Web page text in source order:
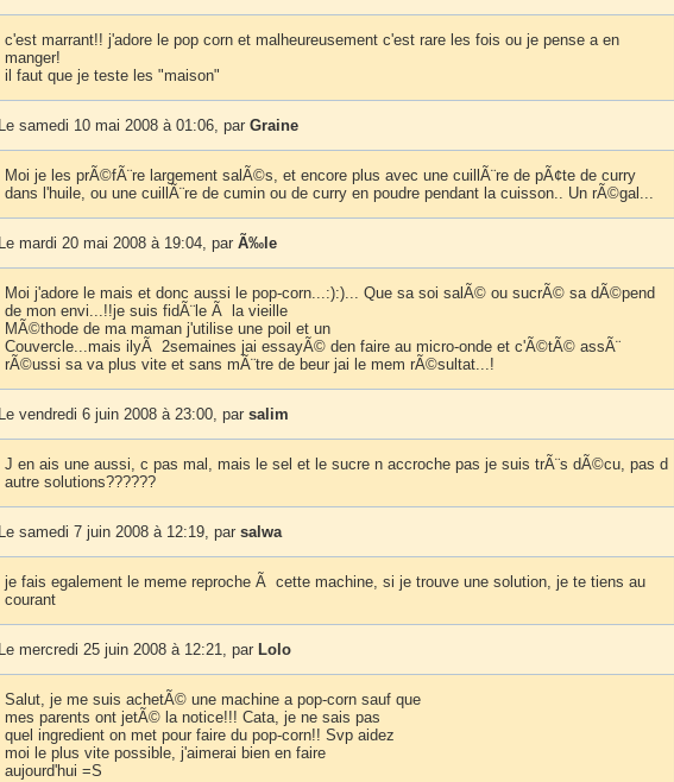
c'est marrant!! j'adore le pop corn et malheureusement c'est rare les fois ou je pense a en
manger!
il faut que je teste les "maison"
Le samedi 10 mai 2008 à 01:06, par Graine
Moi je les prÃ©fÃ¨re largement salÃ©s, et encore plus avec une cuillÃ¨re de pÃ¢te de curry
dans l'huile, ou une cuillÃ¨re de cumin ou de curry en poudre pendant la cuisson.. Un rÃ©gal...
Le mardi 20 mai 2008 à 19:04, par Ã‰le
Moi j'adore le mais et donc aussi le pop-corn...:):)... Que sa soi salÃ© ou sucrÃ© sa dÃ©pend
de mon envi...!!je suis fidÃ¨le Ã la vieille
MÃ©thode de ma maman j'utilise une poil et un
Couvercle...mais ilyÃ 2semaines jai essayÃ© den faire au micro-onde et c'Ã©tÃ© assÃ¨
rÃ©ussi sa va plus vite et sans mÃ¨tre de beur jai le mem rÃ©sultat...!
Le vendredi 6 juin 2008 à 23:00, par salim
J en ais une aussi, c pas mal, mais le sel et le sucre n accroche pas je suis trÃ¨s dÃ©cu, pas d
autre solutions??????
Le samedi 7 juin 2008 à 12:19, par salwa
je fais egalement le meme reproche Ã cette machine, si je trouve une solution, je te tiens au
courant
Le mercredi 25 juin 2008 à 12:21, par Lolo
Salut, je me suis achetÃ© une machine a pop-corn sauf que
mes parents ont jetÃ© la notice!!! Cata, je ne sais pas
quel ingredient on met pour faire du pop-corn!! Svp aidez
moi le plus vite possible, j'aimerai bien en faire
aujourd'hui =S